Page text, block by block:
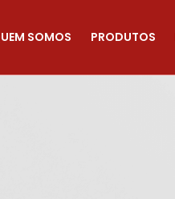
SOMOS PRODUTOS